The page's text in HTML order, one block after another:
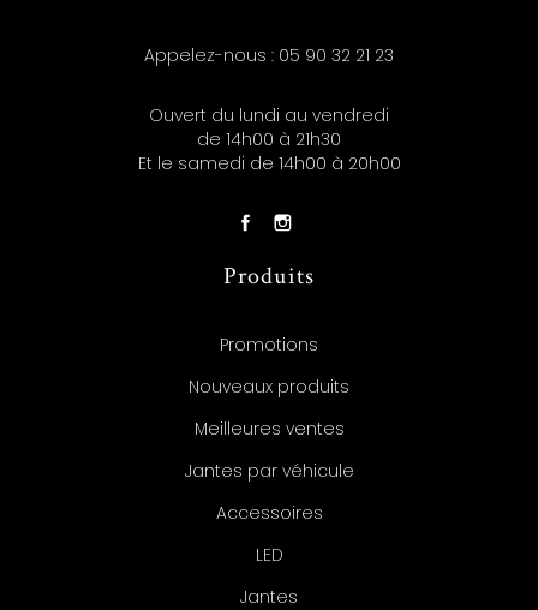
Appelez-nous : 05 90 32 21 23
Ouvert du lundi au vendredi
de 14h00 à 21h30
Et le samedi de 14h00 à 20h00
Produits
Promotions
Nouveaux produits
Meilleures ventes
Jantes par véhicule
Accessoires
LED
Jantes